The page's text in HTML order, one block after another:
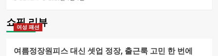
쇼핑 리뷰
여성 패션
여름정장원피스 대신 셋업 정장, 출근룩 고민 한 번에